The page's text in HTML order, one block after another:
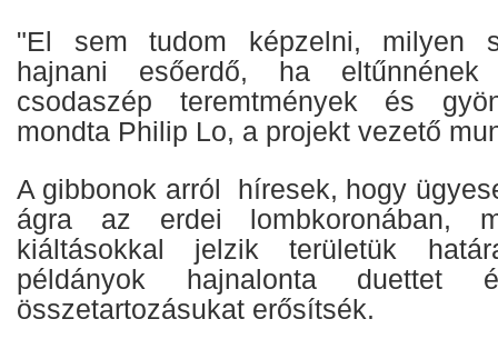
"El sem tudom képzelni, milyen
hajnani esőerdő, ha
csodaszép teremtmények és
mondta Philip Lo, a projekt vezető
A gibbonok arról híresek, hogy
ágra az erdei lombkoronában,
kiáltásokkal jelzik területük
példányok hajnalonta duettet
összetartozásukat erősítsék.